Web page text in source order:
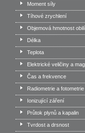
Moment síly
Tíhové zrychlení
Objemová hmotnost obilí
Délka
Teplota
Elektrické veličiny a
Čas a frekvence
Radiometrie a fotometrie
Ionizující záření
Průtok plynů a kapalin
Tvrdost a drsnost